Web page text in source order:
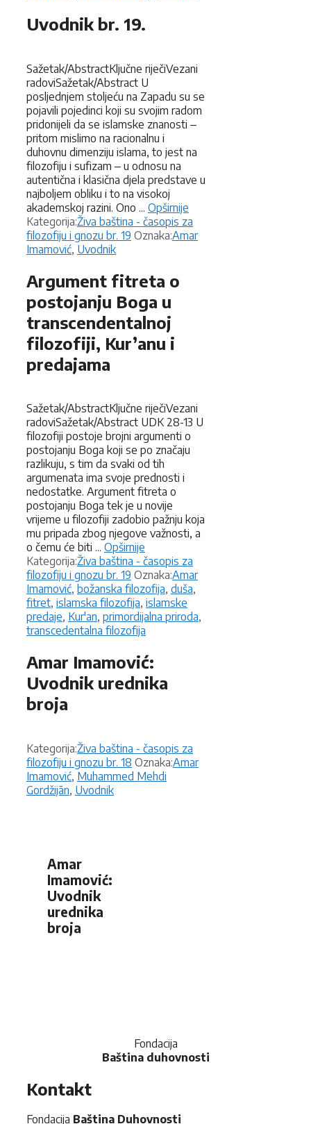
Uvodnik br. 19.
Sažetak/AbstractKljučne riječiVezani
radoviSažetak/Abstract U
posljednjem stoljeću na Zapadu su se
pojavili pojedinci koji su svojim radom
pridonijeli da se islamske znanosti ‒
pritom mislimo na racionalnu i
duhovnu dimenziju islama, to jest na
filozofiju i sufizam ‒ u odnosu na
autentična i klasična djela predstave u
najboljem obliku i to na visokoj
akademskoj razini. Ono ... Opširnije
Kategorija:Kategorije
Živa baština - časopis za
filozofiju i gnozu br. 19 Oznaka:Oznake
Amar
Imamović, Uvodnik
Argument fitreta o
postojanju Boga u
transcendentalnoj
filozofiji, Kur’anu i
predajama
Sažetak/AbstractKljučne riječiVezani
radoviSažetak/Abstract UDK 28-13 U
filozofiji postoje brojni argumenti o
postojanju Boga koji se po značaju
razlikuju, s tim da svaki od tih
argumenata ima svoje prednosti i
nedostatke. Argument fitreta o
postojanju Boga tek je u novije
vrijeme u filozofiji zadobio pažnju koja
mu pripada zbog njegove važnosti, a
o čemu će biti ... Opširnije
Kategorija:Kategorije
Živa baština - časopis za
filozofiju i gnozu br. 19 Oznaka:Oznake
Amar
Imamović, božanska filozofija, duša,
fitret, islamska filozofija, islamske
predaje, Kur'an, primordijalna priroda,
transcedentalna filozofija
Amar Imamović:
Uvodnik urednika
broja
Kategorija:Kategorije
Živa baština - časopis za
filozofiju i gnozu br. 18 Oznaka:Oznake
Amar
Imamović, Muhammed Mehdi
Gordžijān, Uvodnik
Amar
Imamović:
Uvodnik
urednika
broja
Fondacija
Baština duhovnosti
Kontakt
Fondacija Baština Duhovnosti